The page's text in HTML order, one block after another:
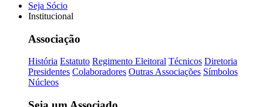
Seja Sócio
Institucional
Associação
História Estatuto Regimento Eleitoral Técnicos Diretoria
Presidentes Colaboradores Outras Associações Símbolos
Núcleos